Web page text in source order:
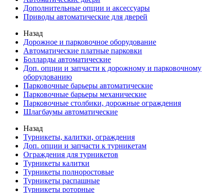
Дополнительные опции и аксессуары
Приводы автоматические для дверей
Назад
Дорожное и парковочное оборудование
Автоматические платные парковки
Болларды автоматические
Доп. опции и запчасти к дорожному и парковочному
оборудованию
Парковочные барьеры автоматические
Парковочные барьеры механические
Парковочные столбики, дорожные ограждения
Шлагбаумы автоматические
Назад
Турникеты, калитки, ограждения
Доп. опции и запчасти к турникетам
Ограждения для турникетов
Турникеты калитки
Турникеты полноростовые
Турникеты распашные
Турникеты роторные